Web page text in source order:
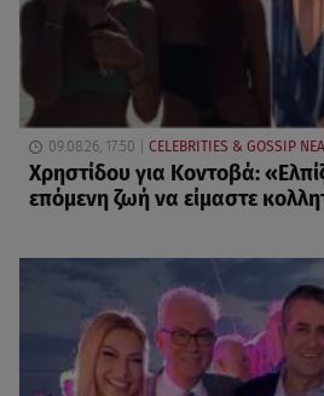
09.08.26, 17:50 CELEBRITIES & GOSSIP ΝΕΑ
Χρηστίδου για Κοντοβά:
επόμενη ζωή να είμαστε